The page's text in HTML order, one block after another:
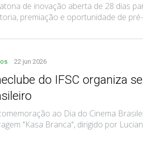
de inovação aberta de 28 dias
premiação e oportunidade de
22 jun 2026
do IFSC organiza
ao Dia do Cinema
"Kasa Branca", dirigido por